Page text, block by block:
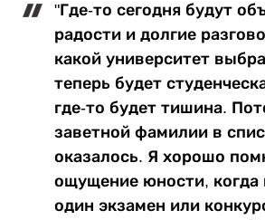
"Где-то сегодня будут
радости и долгие
какой университет
теперь будет
где-то будет тишина.
заветной фамилии в
оказалось. Я хорошо
ощущение юности, когда
один экзамен или